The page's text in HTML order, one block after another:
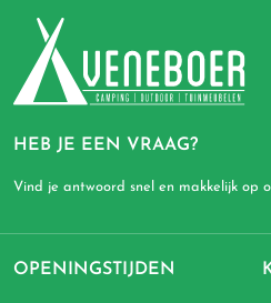
HEB JE EEN VRAAG?
Vind je antwoord snel en makkelijk op
OPENINGSTIJDEN